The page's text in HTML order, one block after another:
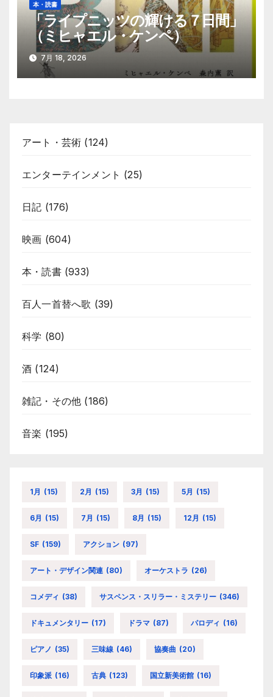
本・読書
「ライプニッツの輝ける７日間」
（ミヒャエル・ケンペ）
7月 18, 2026
アート・芸術 (124)
エンターテインメント (25)
日記 (176)
映画 (604)
本・読書(933)
百人一首替へ歌 (39)
科学 (80)
酒 (124)
雑記・その他 (186)
音楽 (195)
1月 (15) 2月 (15) 3月 (15) 5月 (15)
6月 (15) 7月 (15) 8月 (15) 12月 (15)
SF (159) アクション (97)
アート・デザイン関連 (80) オーケストラ (26)
コメディ (38) サスペンス・スリラー・ミステリー (346)
ドキュメンタリー (17) ドラマ (87) パロディ (16)
ピアノ (35) 三味線 (46) 協奏曲 (20)
印象派 (16) 古典 (123) 国立新美術館 (16)